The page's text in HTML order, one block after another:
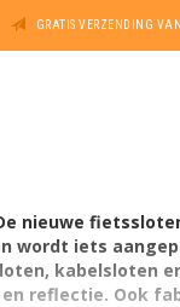
GRATIS VERZENDING
nieuwe
wordt iets
kabelsloten
reflectie. Ook